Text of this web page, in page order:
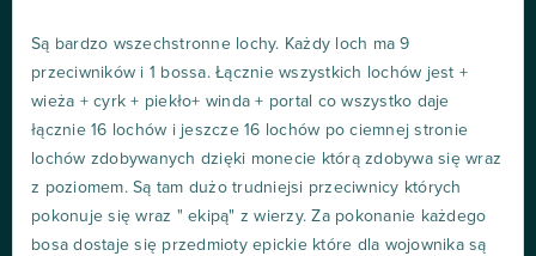
Są bardzo wszechstronne lochy. Każdy loch ma 9
przeciwników i 1 bossa. Łącznie wszystkich lochów jest +
wieża + cyrk + piekło+ winda + portal co wszystko daje
łącznie 16 lochów i jeszcze 16 lochów po ciemnej stronie
lochów zdobywanych dzięki monecie którą zdobywa się wraz
z poziomem. Są tam dużo trudniejsi przeciwnicy których
pokonuje się wraz " ekipą" z wierzy. Za pokonanie każdego
bosa dostaje się przedmioty epickie które dla wojownika są